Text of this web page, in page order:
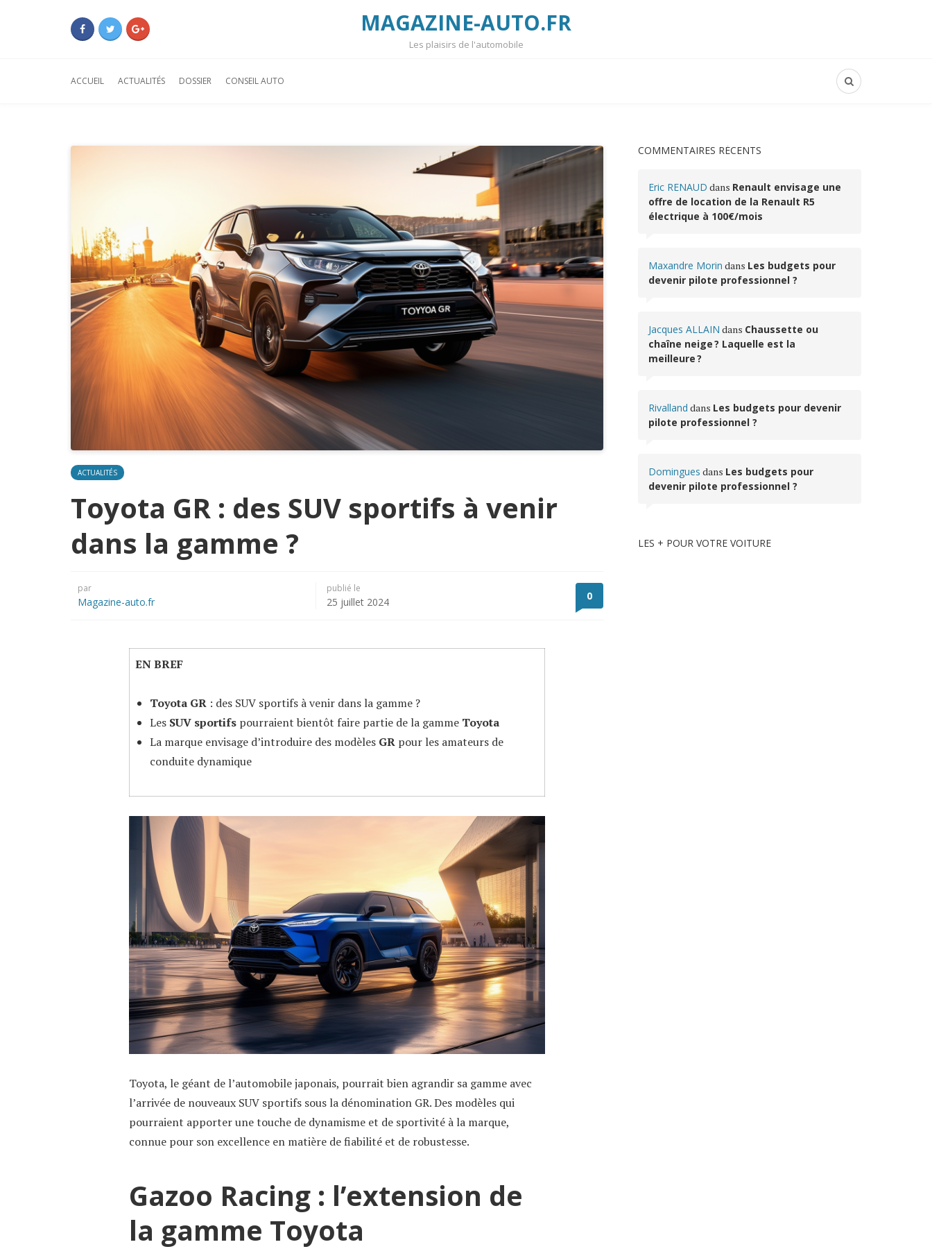
MAGAZINE-AUTO.FR
Les plaisirs de l'automobile
ACCUEIL ACTUALITÉS DOSSIER CONSEIL AUTO
ACTUALITÉS
Toyota GR : des SUV sportifs à venir
dans la gamme ?
par
Magazine-auto.fr
publié le
25 juillet 2024 0
EN BREF
Toyota GR: des SUV sportifs à venir dans la gamme ?
Les SUV sportifspourraient bientôt faire partie de la gamme Toyota
La marque envisage d’introduire des modèles GRpour les amateurs de
conduite dynamique
Toyota, le géant de l’automobile japonais, pourrait bien agrandir sa gamme avec
l’arrivée de nouveaux SUV sportifs sous la dénomination GR. Des modèles qui
pourraient apporter une touche de dynamisme et de sportivité à la marque,
connue pour son excellence en matière de fiabilité et de robustesse.
Gazoo Racing : l’extension de
la gamme Toyota
COMMENTAIRES RÉCENTS
Eric RENAUD dans Renault envisage une
offre de location de la Renault R5
électrique à 100€/mois
Maxandre Morin dans Les budgets pour
devenir pilote professionnel ?
Jacques ALLAIN dans Chaussette ou
chaîne neige ? Laquelle est la
meilleure ?
Rivalland dans Les budgets pour devenir
pilote professionnel ?
Domingues dans Les budgets pour
devenir pilote professionnel ?
LES + POUR VOTRE VOITURE